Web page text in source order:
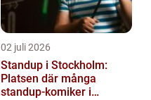
02 juli 2026
Standup i Stockholm:
Platsen där många
standup-komiker i